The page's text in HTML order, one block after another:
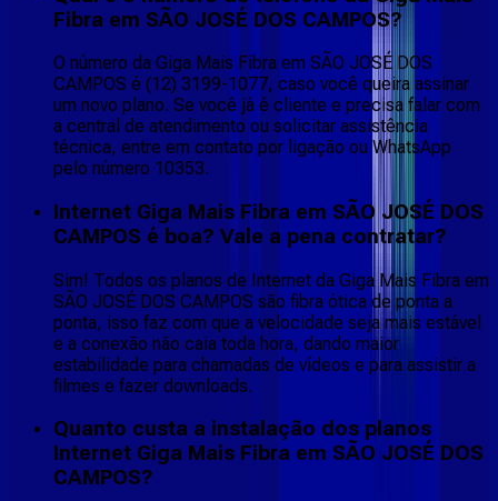
Fibra em SÃO JOSÉ DOS CAMPOS?
O número da Giga Mais Fibra em SÃO JOSÉ DOS
CAMPOS é (12) 3199-1077, caso você queira assinar
um novo plano. Se você já é cliente e precisa falar com
a central de atendimento ou solicitar assistência
técnica, entre em contato por ligação ou WhatsApp
pelo número 10353.
Internet Giga Mais Fibra em SÃO JOSÉ DOS
CAMPOS é boa? Vale a pena contratar?
Sim! Todos os planos de Internet da Giga Mais Fibra em
SÃO JOSÉ DOS CAMPOS são fibra ótica de ponta a
ponta, isso faz com que a velocidade seja mais estável
e a conexão não caia toda hora, dando maior
estabilidade para chamadas de vídeos e para assistir a
filmes e fazer downloads.
Quanto custa a instalação dos planos
Internet Giga Mais Fibra em SÃO JOSÉ DOS
CAMPOS?